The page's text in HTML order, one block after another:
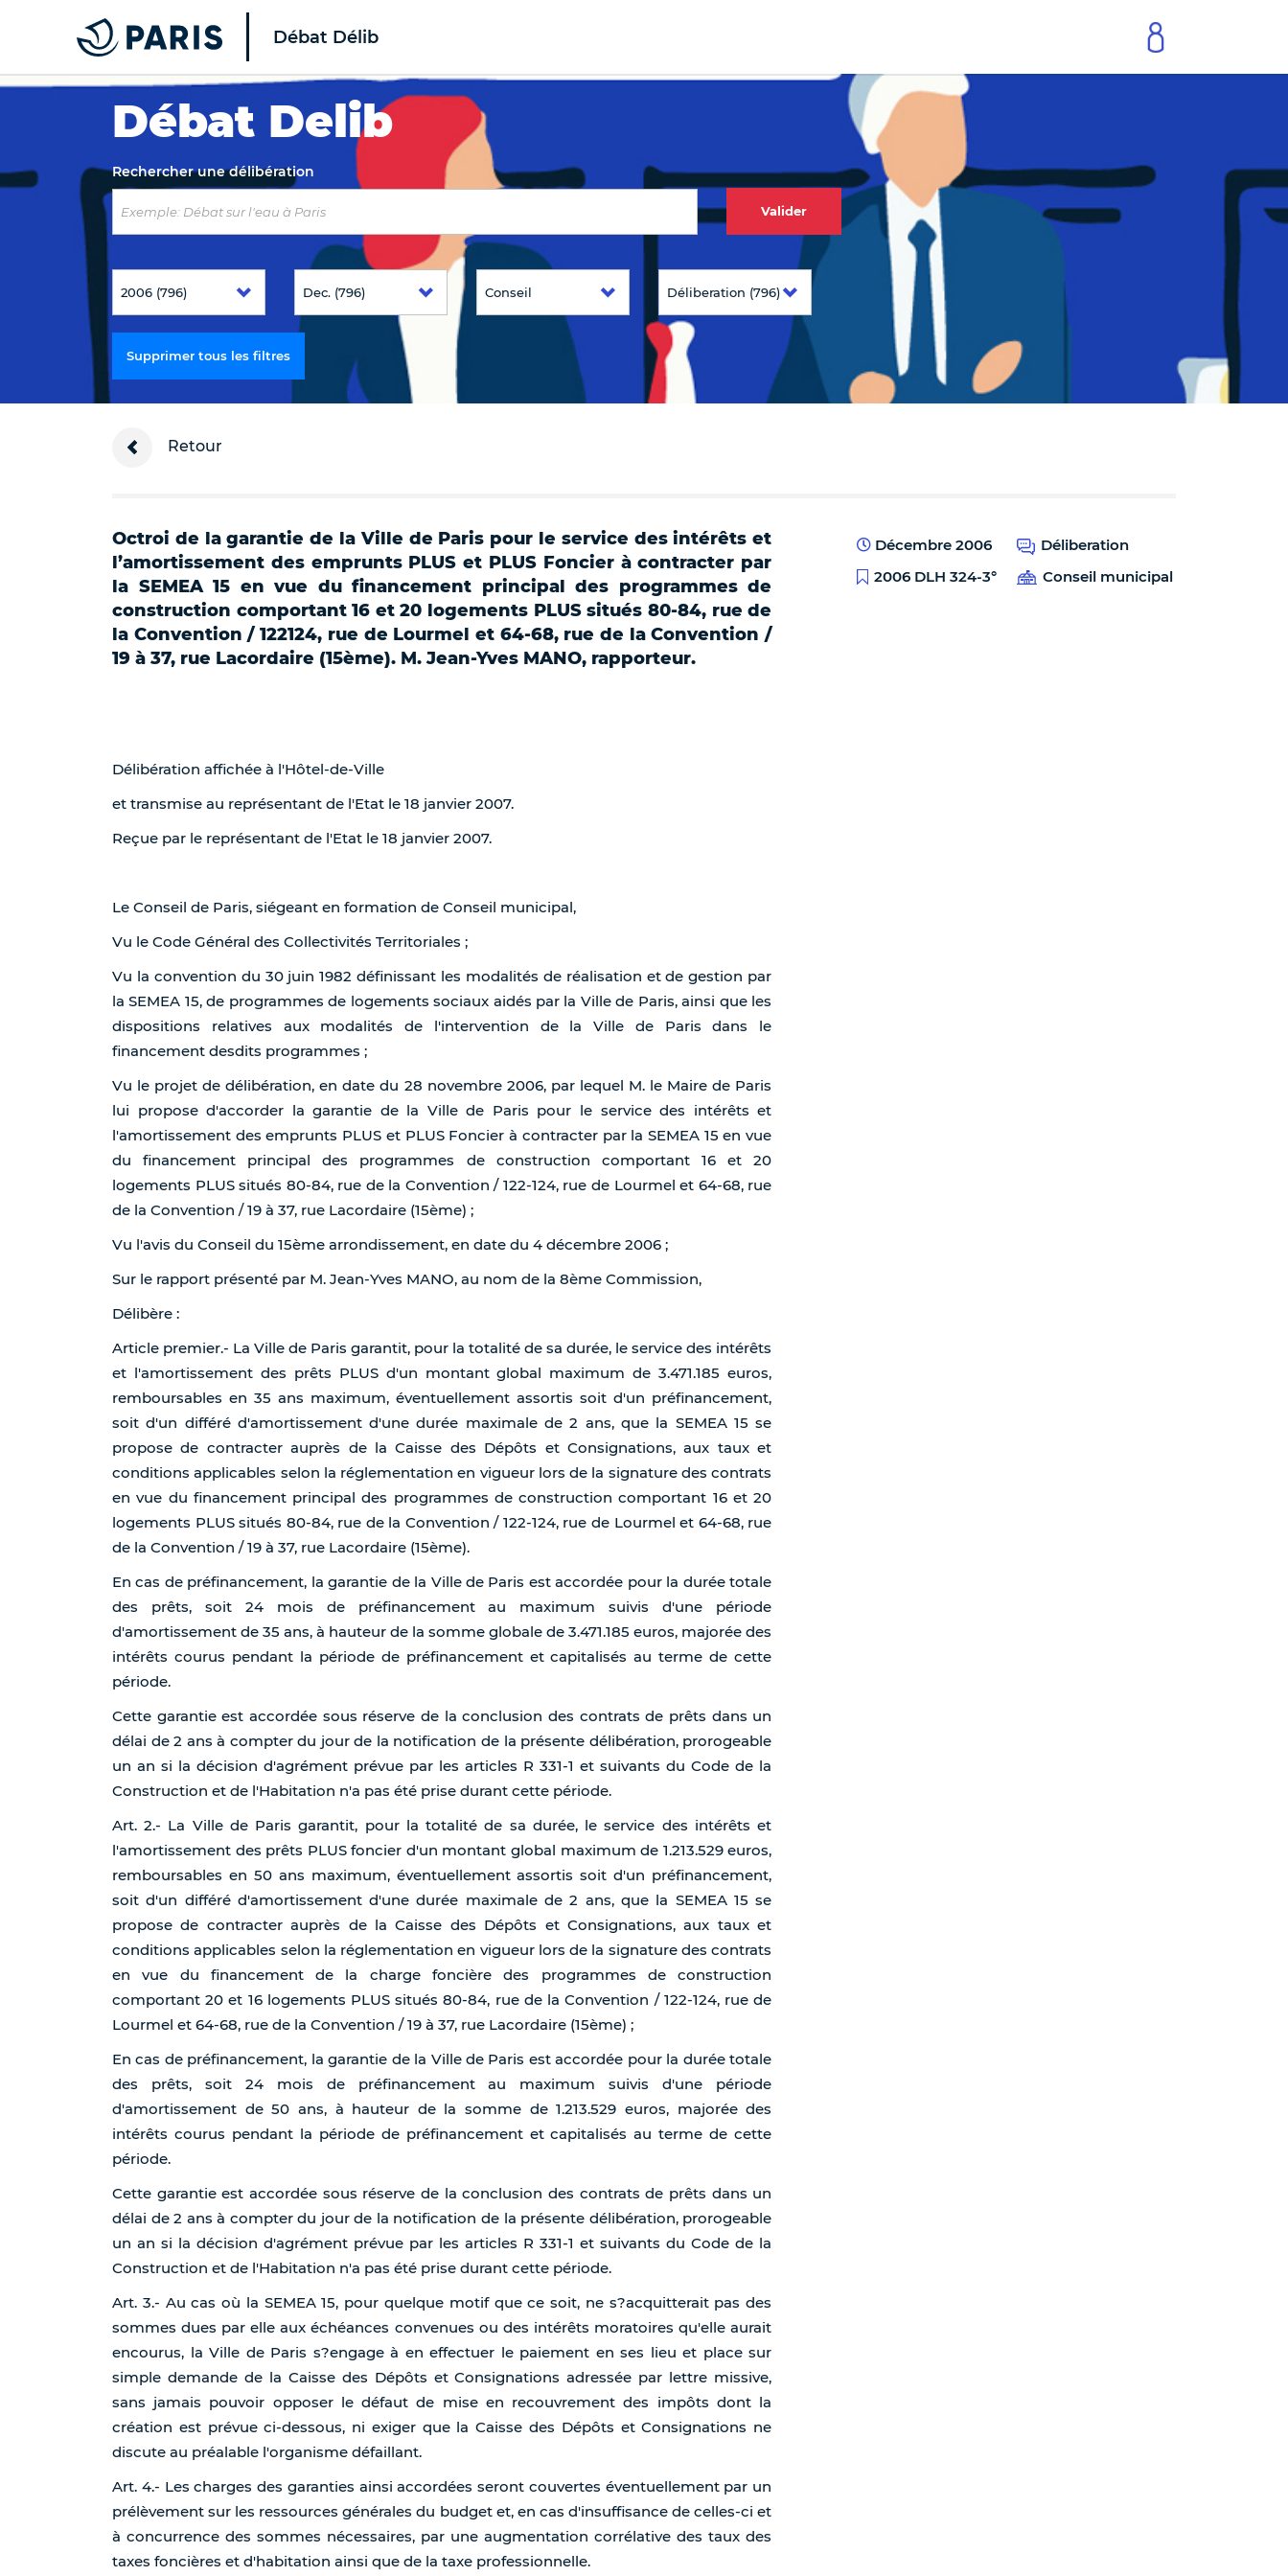
Top of the page
Débat Délib
Débat Delib
Rechercher une délibération
Valider
Supprimer tous les filtres
Retour
Octroi de la garantie de la Ville de Paris pour le service des intérêts et
l’amortissement des emprunts PLUS et PLUS Foncier à contracter par
la SEMEA 15 en vue du financement principal des programmes de
construction comportant 16 et 20 logements PLUS situés 80-84, rue de
la Convention / 122124, rue de Lourmel et 64-68, rue de la Convention /
19 à 37, rue Lacordaire (15ème). M. Jean-Yves MANO, rapporteur.
Délibération affichée à l'Hôtel-de-Ville
et transmise au représentant de l'Etat le 18 janvier 2007.
Reçue par le représentant de l'Etat le 18 janvier 2007.
Le Conseil de Paris, siégeant en formation de Conseil municipal,
Vu le Code Général des Collectivités Territoriales ;
Vu la convention du 30 juin 1982 définissant les modalités de réalisation et de gestion par
la SEMEA 15, de programmes de logements sociaux aidés par la Ville de Paris, ainsi que les
dispositions relatives aux modalités de l'intervention de la Ville de Paris dans le
financement desdits programmes ;
Vu le projet de délibération, en date du 28 novembre 2006, par lequel M. le Maire de Paris
lui propose d'accorder la garantie de la Ville de Paris pour le service des intérêts et
l'amortissement des emprunts PLUS et PLUS Foncier à contracter par la SEMEA 15 en vue
du financement principal des programmes de construction comportant 16 et 20
logements PLUS situés 80-84, rue de la Convention / 122-124, rue de Lourmel et 64-68, rue
de la Convention / 19 à 37, rue Lacordaire (15ème) ;
Vu l'avis du Conseil du 15ème arrondissement, en date du 4 décembre 2006 ;
Sur le rapport présenté par M. Jean-Yves MANO, au nom de la 8ème Commission,
Délibère :
Article premier.- La Ville de Paris garantit, pour la totalité de sa durée, le service des intérêts
et l'amortissement des prêts PLUS d'un montant global maximum de 3.471.185 euros,
remboursables en 35 ans maximum, éventuellement assortis soit d'un préfinancement,
soit d'un différé d'amortissement d'une durée maximale de 2 ans, que la SEMEA 15 se
propose de contracter auprès de la Caisse des Dépôts et Consignations, aux taux et
conditions applicables selon la réglementation en vigueur lors de la signature des contrats
en vue du financement principal des programmes de construction comportant 16 et 20
logements PLUS situés 80-84, rue de la Convention / 122-124, rue de Lourmel et 64-68, rue
de la Convention / 19 à 37, rue Lacordaire (15ème).
En cas de préfinancement, la garantie de la Ville de Paris est accordée pour la durée totale
des prêts, soit 24 mois de préfinancement au maximum suivis d'une période
d'amortissement de 35 ans, à hauteur de la somme globale de 3.471.185 euros, majorée des
intérêts courus pendant la période de préfinancement et capitalisés au terme de cette
période.
Cette garantie est accordée sous réserve de la conclusion des contrats de prêts dans un
délai de 2 ans à compter du jour de la notification de la présente délibération, prorogeable
un an si la décision d'agrément prévue par les articles R 331-1 et suivants du Code de la
Construction et de l'Habitation n'a pas été prise durant cette période.
Art. 2.- La Ville de Paris garantit, pour la totalité de sa durée, le service des intérêts et
l'amortissement des prêts PLUS foncier d'un montant global maximum de 1.213.529 euros,
remboursables en 50 ans maximum, éventuellement assortis soit d'un préfinancement,
soit d'un différé d'amortissement d'une durée maximale de 2 ans, que la SEMEA 15 se
propose de contracter auprès de la Caisse des Dépôts et Consignations, aux taux et
conditions applicables selon la réglementation en vigueur lors de la signature des contrats
en vue du financement de la charge foncière des programmes de construction
comportant 20 et 16 logements PLUS situés 80-84, rue de la Convention / 122-124, rue de
Lourmel et 64-68, rue de la Convention / 19 à 37, rue Lacordaire (15ème) ;
En cas de préfinancement, la garantie de la Ville de Paris est accordée pour la durée totale
des prêts, soit 24 mois de préfinancement au maximum suivis d'une période
d'amortissement de 50 ans, à hauteur de la somme de 1.213.529 euros, majorée des
intérêts courus pendant la période de préfinancement et capitalisés au terme de cette
période.
Cette garantie est accordée sous réserve de la conclusion des contrats de prêts dans un
délai de 2 ans à compter du jour de la notification de la présente délibération, prorogeable
un an si la décision d'agrément prévue par les articles R 331-1 et suivants du Code de la
Construction et de l'Habitation n'a pas été prise durant cette période.
Art. 3.- Au cas où la SEMEA 15, pour quelque motif que ce soit, ne s?acquitterait pas des
sommes dues par elle aux échéances convenues ou des intérêts moratoires qu'elle aurait
encourus, la Ville de Paris s?engage à en effectuer le paiement en ses lieu et place sur
simple demande de la Caisse des Dépôts et Consignations adressée par lettre missive,
sans jamais pouvoir opposer le défaut de mise en recouvrement des impôts dont la
création est prévue ci-dessous, ni exiger que la Caisse des Dépôts et Consignations ne
discute au préalable l'organisme défaillant.
Art. 4.- Les charges des garanties ainsi accordées seront couvertes éventuellement par un
prélèvement sur les ressources générales du budget et, en cas d'insuffisance de celles-ci et
à concurrence des sommes nécessaires, par une augmentation corrélative des taux des
taxes foncières et d'habitation ainsi que de la taxe professionnelle.
Décembre 2006
Déliberation
2006 DLH 324-3°
Conseil municipal